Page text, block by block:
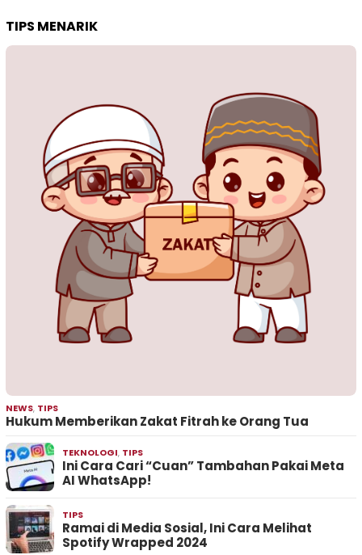
TIPS MENARIK
NEWS, TIPS
Hukum Memberikan Zakat Fitrah ke Orang Tua
TEKNOLOGI, TIPS
Ini Cara Cari “Cuan” Tambahan Pakai Meta
AI WhatsApp!
TIPS
Ramai di Media Sosial, Ini Cara Melihat
Spotify Wrapped 2024